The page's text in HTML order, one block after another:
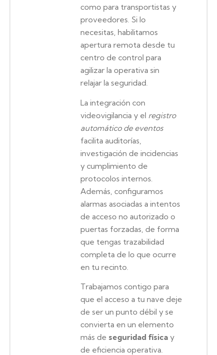
como para transportistas y
proveedores. Si lo
necesitas, habilitamos
apertura remota desde tu
centro de control para
agilizar la operativa sin
relajar la seguridad.
La integración con
videovigilancia y el registro
automático de eventos
facilita auditorías,
investigación de incidencias
y cumplimiento de
protocolos internos.
Además, configuramos
alarmas asociadas a intentos
de acceso no autorizado o
puertas forzadas, de forma
que tengas trazabilidad
completa de lo que ocurre
en tu recinto.
Trabajamos contigo para
que el acceso a tu nave deje
de ser un punto débil y se
convierta en un elemento
más de seguridad físicay
de eficiencia operativa.